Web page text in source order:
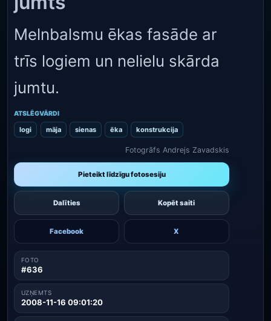
Melnbalsmu ēkas fasāde ar
trīs logiem un nelielu skārda
jumtu.
ATSLĒGVĀRDI
logi māja sienas ēka konstrukcija
Fotogrāfs Andrejs Zavadskis
Pieteikt līdzīgu fotosesiju
Dalīties Kopēt saiti
Facebook X
FOTO
#636
UZŅEMTS
2008-11-16 09:01:20